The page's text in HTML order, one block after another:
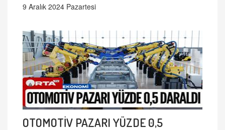
9 Aralık 2024 Pazartesi
OTOMOTİV PAZARI YÜZDE 0,5